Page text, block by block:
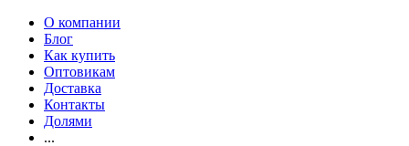
О компании
Блог
Как купить
Оптовикам
Доставка
Контакты
Долями
...